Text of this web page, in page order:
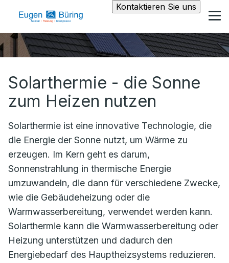
Kontaktieren Sie uns
Solarthermie - die Sonne
zum Heizen nutzen
Solarthermie ist eine innovative Technologie, die
die Energie der Sonne nutzt, um Wärme zu
erzeugen. Im Kern geht es darum,
Sonnenstrahlung in thermische Energie
umzuwandeln, die dann für verschiedene Zwecke,
wie die Gebäudeheizung oder die
Warmwasserbereitung, verwendet werden kann.
Solarthermie kann die Warmwasserbereitung oder
Heizung unterstützen und dadurch den
Energiebedarf des Hauptheizsystems reduzieren.